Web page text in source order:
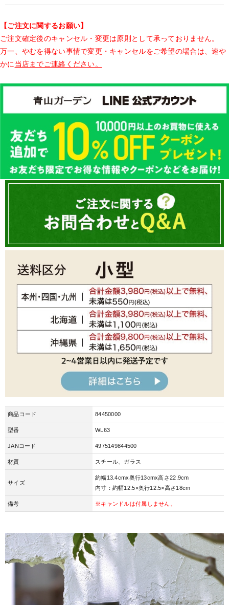
【ご注文に関するお願い】
ご注文確定後のキャンセル・変更は原則として承っておりません。
万一、やむを得ない事情で変更・キャンセルをご希望の場合は、速や
かに 当店までご連絡ください。
商品コード 84450000
型番 WL63
JANコード 4975149844500
材質 スチール、ガラス
サイズ
約幅13.4cmx奥行13cmx高さ22.9cm
内寸：約幅12.5×奥行12.5×高さ18cm
備考 ※キャンドルは付属しません。